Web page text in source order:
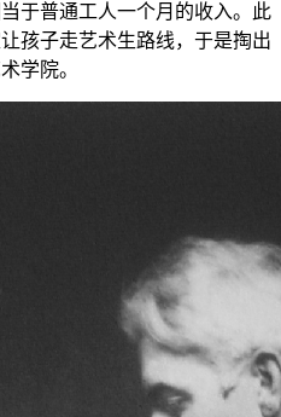
于普通工人一个月的收入。此
孩子走艺术生路线，于是掏出
学院。